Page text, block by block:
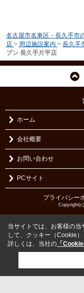
名古屋市名東区・長久手市
店 > 周辺施設案内 > 長久手
ブン 長久手片平店
ホーム
会社概要
お問い合わせ
PCサイト
プライバシー
当サイトでは、お客様の当
して、クッキー（Cookie）
詳しくは、当社の 「